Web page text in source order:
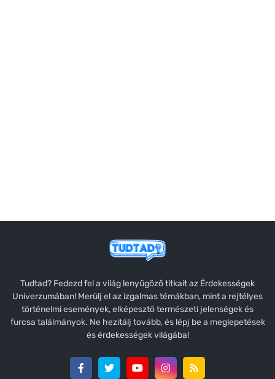
Tudtad? Fedezd fel a világ lenyűgöző titkait az Érdekességek
Univerzumában! Merülj el az izgalmas témákban, mint a rejtélyes
történelmi események, elképesztő természeti jelenségek és
furcsa találmányok. Ne hezitálj tovább, és lépj be a meglepetések
és érdekességek világába!